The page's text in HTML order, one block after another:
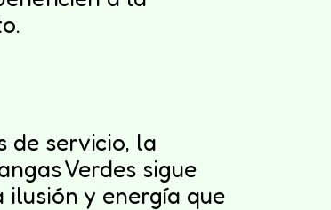
de servicio, la
Verdes sigue
y energía que